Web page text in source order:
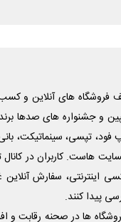
های آنلاین و
و جشنواره های صدها برند
فود، تپسی، سینماتیکت،
‌هاست. کاربران در
سفارش آنلاین
پیدا کنند.
ها در صحنه رقابت و